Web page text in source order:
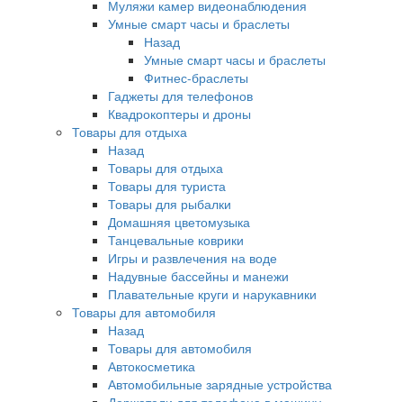
Муляжи камер видеонаблюдения
Умные смарт часы и браслеты
Назад
Умные смарт часы и браслеты
Фитнес-браслеты
Гаджеты для телефонов
Квадрокоптеры и дроны
Товары для отдыха
Назад
Товары для отдыха
Товары для туриста
Товары для рыбалки
Домашняя цветомузыка
Танцевальные коврики
Игры и развлечения на воде
Надувные бассейны и манежи
Плавательные круги и нарукавники
Товары для автомобиля
Назад
Товары для автомобиля
Автокосметика
Автомобильные зарядные устройства